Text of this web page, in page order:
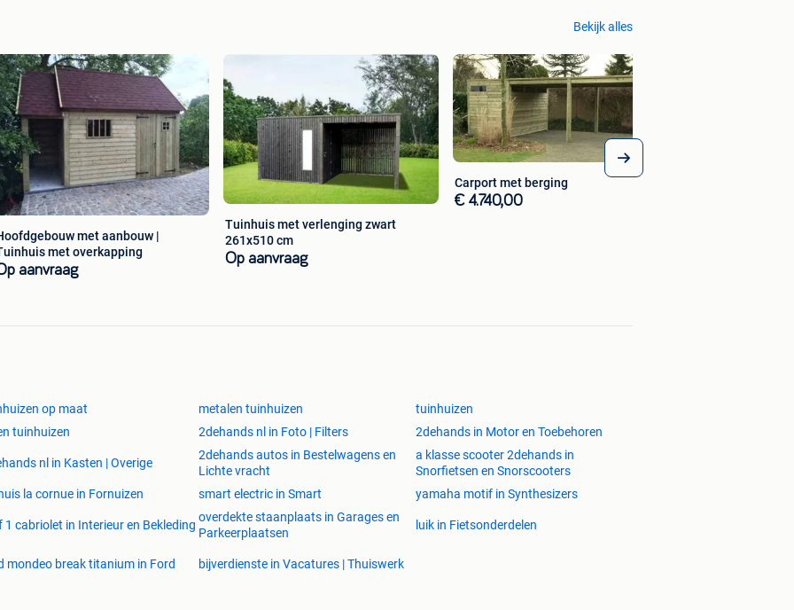
Bekijk alles
met aanbouw |
met overkapping
aanvraag
Tuinhuis met verlenging zwart
261x510 cm
Op aanvraag
Carport met berging
€ 4.740,00
op maat metalen tuinhuizen
tuinhuizen
tuinhuizen 2dehands nl in Foto | Filters 2dehands in Motor en Toebehoren
nl in Kasten | Overige
2dehands autos in Bestelwagens en
Lichte vracht
a klasse scooter 2dehands in
Snorfietsen en Snorscooters
la cornue in Fornuizen smart electric in Smart yamaha motif in Synthesizers
1 cabriolet in Interieur en Bekleding
overdekte staanplaats in Garages en
Parkeerplaatsen
luik in Fietsonderdelen
mondeo break titanium in Ford bijverdienste in Vacatures | Thuiswerk